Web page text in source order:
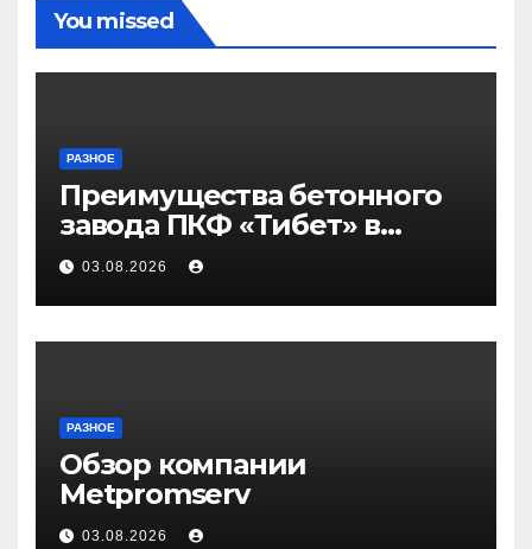
You missed
РАЗНОЕ
Преимущества бетонного
завода ПКФ «Тибет» в
Волгограде и Волжском
03.08.2026
РАЗНОЕ
Обзор компании
Metpromserv
03.08.2026